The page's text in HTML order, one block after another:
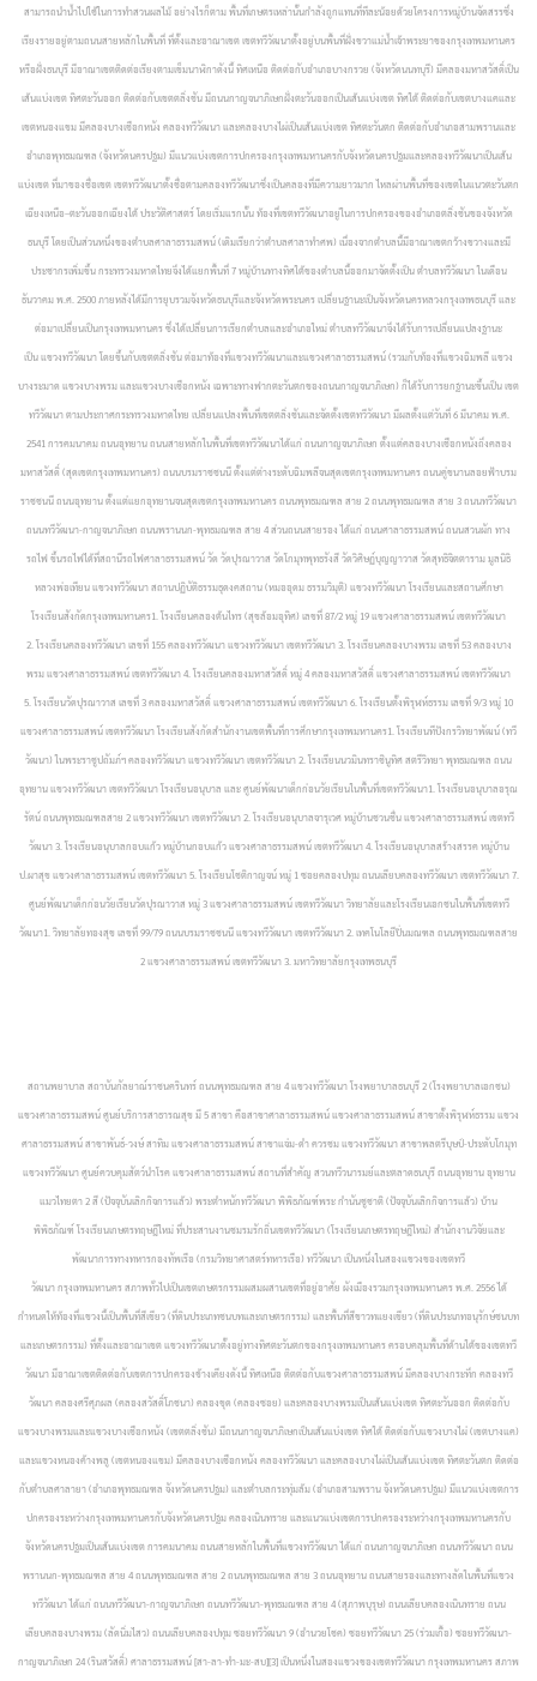
สามารถนำน้ำไปใช้ในการทำสวนผลไม้ อย่างไรก็ตาม พื้นที่เกษตรเหล่านั้นกำลังถูกแทนที่ทีละน้อยด้วยโครงการหมู่บ้านจัดสรรซึ่ง
เรียงรายอยู่ตามถนนสายหลักในพื้นที่ ที่ตั้งและอาณาเขต เขตทวีวัฒนาตั้งอยู่บนพื้นที่ฝั่งขวาแม่น้ำเจ้าพระยาของกรุงเทพมหานคร
หรือฝั่งธนบุรี มีอาณาเขตติดต่อเรียงตามเข็มนาฬิกาดังนี้ ทิศเหนือ ติดต่อกับอำเภอบางกรวย (จังหวัดนนทบุรี) มีคลองมหาสวัสดิ์เป็น
เส้นแบ่งเขต ทิศตะวันออก ติดต่อกับเขตตลิ่งชัน มีถนนกาญจนาภิเษกฝั่งตะวันออกเป็นเส้นแบ่งเขตทิศใต้ ติดต่อกับเขตบางแคและ
เขตหนองแขม มีคลองบางเชือกหนัง คลองทวีวัฒนา และคลองบางไผ่เป็นเส้นแบ่งเขต ทิศตะวันตก ติดต่อกับอำเภอสามพรานและ
อำเภอพุทธมณฑล (จังหวัดนครปฐม) มีแนวแบ่งเขตการปกครองกรุงเทพมหานครกับจังหวัดนครปฐมและคลองทวีวัฒนาเป็นเส้น
แบ่งเขต ที่มาของชื่อเขต เขตทวีวัฒนาตั้งชื่อตามคลองทวีวัฒนาซึ่งเป็นคลองที่มีความยาวมาก ไหลผ่านพื้นที่ของเขตในแนวตะวันตก
เฉียงเหนือ–ตะวันออกเฉียงใต้ ประวัติศาสตร์ โดยเริ่มแรกนั้น ท้องที่เขตทวีวัฒนาอยู่ในการปกครองของอำเภอตลิ่งชันของจังหวัด
ธนบุรี โดยเป็นส่วนหนึ่งของตำบลศาลาธรรมสพน์ (เดิมเรียกว่าตำบลศาลาทำศพ) เนื่องจากตำบลนี้มีอาณาเขตกว้างขวางและมี
ประชากรเพิ่มขึ้น กระทรวงมหาดไทยจึงได้แยกพื้นที่ 7 หมู่บ้านทางทิศใต้ของตำบลนี้ออกมาจัดตั้งเป็น ตำบลทวีวัฒนา ในเดือน
ธันวาคม พ.ศ. 2500ภายหลังได้มีการยุบรวมจังหวัดธนบุรีและจังหวัดพระนคร เปลี่ยนฐานะเป็นจังหวัดนครหลวงกรุงเทพธนบุรี และ
ต่อมาเปลี่ยนเป็นกรุงเทพมหานคร ซึ่งได้เปลี่ยนการเรียกตำบลและอำเภอใหม่ ตำบลทวีวัฒนาจึงได้รับการเปลี่ยนแปลงฐานะ
เป็น แขวงทวีวัฒนา โดยขึ้นกับเขตตลิ่งชัน ต่อมาท้องที่แขวงทวีวัฒนาและแขวงศาลาธรรมสพน์ (รวมกับท้องที่แขวงฉิมพลี แขวง
บางระมาด แขวงบางพรม และแขวงบางเชือกหนัง เฉพาะทางฟากตะวันตกของถนนกาญจนาภิเษก) ก็ได้รับการยกฐานะขึ้นเป็น เขต
ทวีวัฒนา ตามประกาศกระทรวงมหาดไทย เปลี่ยนแปลงพื้นที่เขตตลิ่งชันและจัดตั้งเขตทวีวัฒนา มีผลตั้งแต่วันที่ 6 มีนาคม พ.ศ.
2541 การคมนาคม ถนนอุทยาน ถนนสายหลักในพื้นที่เขตทวีวัฒนาได้แก่ ถนนกาญจนาภิเษก ตั้งแต่คลองบางเชือกหนังถึงคลอง
มหาสวัสดิ์ (สุดเขตกรุงเทพมหานคร) ถนนบรมราชชนนี ตั้งแต่ต่างระดับฉิมพลีจนสุดเขตกรุงเทพมหานคร ถนนคู่ขนานลอยฟ้าบรม
ราชชนนี ถนนอุทยาน ตั้งแต่แยกอุทยานจนสุดเขตกรุงเทพมหานคร ถนนพุทธมณฑล สาย 2 ถนนพุทธมณฑล สาย 3 ถนนทวีวัฒนา
ถนนทวีวัฒนา-กาญจนาภิเษก ถนนพรานนก-พุทธมณฑล สาย 4 ส่วนถนนสายรอง ได้แก่ ถนนศาลาธรรมสพน์ ถนนสวนผัก ทาง
รถไฟ ขึ้นรถไฟได้ที่สถานีรถไฟศาลาธรรมสพน์ วัด วัดปุรณาวาส วัดโกมุทพุทธรังสี วัดวิศิษฏ์บุญญาวาส วัดสุทธิจิตตาราม มูลนิธิ
หลวงพ่อเทียน แขวงทวีวัฒนา สถานปฏิบัติธรรมธุดงคสถาน (หมออุดม ธรรมวิมุติ) แขวงทวีวัฒนา โรงเรียนและสถานศึกษา
โรงเรียนสังกัดกรุงเทพมหานคร1. โรงเรียนคลองต้นไทร (สุขล้อมอุทิศ) เลขที่ 87/2 หมู่ 19 แขวงศาลาธรรมสพน์ เขตทวีวัฒนา
2. โรงเรียนคลองทวีวัฒนา เลขที่ 155 คลองทวีวัฒนา แขวงทวีวัฒนา เขตทวีวัฒนา 3. โรงเรียนคลองบางพรม เลขที่ 53 คลองบาง
พรม แขวงศาลาธรรมสพน์ เขตทวีวัฒนา 4. โรงเรียนคลองมหาสวัสดิ์ หมู่ 4 คลองมหาสวัสดิ์ แขวงศาลาธรรมสพน์ เขตทวีวัฒนา
5. โรงเรียนวัดปุรณาวาส เลขที่ 3 คลองมหาสวัสดิ์ แขวงศาลาธรรมสพน์ เขตทวีวัฒนา 6. โรงเรียนตั้งพิรุฬห์ธรรม เลขที่ 9/3 หมู่ 10
แขวงศาลาธรรมสพน์ เขตทวีวัฒนา โรงเรียนสังกัดสำนักงานเขตพื้นที่การศึกษากรุงเทพมหานคร1. โรงเรียนทีปังกรวิทยาพัฒน์ (ทวี
วัฒนา) ในพระราชูปถัมภ์ฯ คลองทวีวัฒนา แขวงทวีวัฒนา เขตทวีวัฒนา 2. โรงเรียนนวมินทราชินูทิศ สตรีวิทยา พุทธมณฑล ถนน
อุทยาน แขวงทวีวัฒนา เขตทวีวัฒนา โรงเรียนอนุบาล และ ศูนย์พัฒนาเด็กก่อนวัยเรียนในพื้นที่เขตทวีวัฒนา1. โรงเรียนอนุบาลอรุณ
รัตน์ ถนนพุทธมณฑลสาย 2 แขวงทวีวัฒนา เขตทวีวัฒนา 2. โรงเรียนอนุบาลจารุเวศ หมู่บ้านชวนชื่น แขวงศาลาธรรมสพน์ เขตทวี
วัฒนา 3. โรงเรียนอนุบาลกอบแก้ว หมู่บ้านกอบแก้ว แขวงศาลาธรรมสพน์ เขตทวีวัฒนา 4. โรงเรียนอนุบาลสร้างสรรค หมู่บ้าน
ป.ผาสุข แขวงศาลาธรรมสพน์ เขตทวีวัฒนา 5. โรงเรียนโชติกาญจน์ หมู่ 1 ซอยคลองปทุม ถนนเลียบคลองทวีวัฒนา เขตทวีวัฒนา 7.
ศูนย์พัฒนาเด็กก่อนวัยเรียนวัดปุรณาวาส หมู่ 3 แขวงศาลาธรรมสพน์ เขตทวีวัฒนา วิทยาลัยและโรงเรียนเอกชนในพื้นที่เขตทวี
วัฒนา1. วิทยาลัยทองสุข เลขที่ 99/79 ถนนบรมราชชนนี แขวงทวีวัฒนา เขตทวีวัฒนา 2. เทคโนโลยีปิ่นมณฑล ถนนพุทธมณฑลสาย
2 แขวงศาลาธรรมสพน์ เขตทวีวัฒนา 3. มหาวิทยาลัยกรุงเทพธนบุรี
สถานพยาบาล สถาบันกัลยาณ์ราชนครินทร์ ถนนพุทธมณฑล สาย 4 แขวงทวีวัฒนาโรงพยาบาลธนบุรี 2 (โรงพยาบาลเอกชน)
แขวงศาลาธรรมสพน์ศูนย์บริการสาธารณสุข มี 5 สาขา คือสาขาศาลาธรรมสพน์ แขวงศาลาธรรมสพน์สาขาตั้งพิรุฬห์ธรรม แขวง
ศาลาธรรมสพน์สาขาพันธ์-วงษ์ สาทิม แขวงศาลาธรรมสพน์สาขาแจ่ม-ดำ ควรชม แขวงทวีวัฒนาสาขาพลตรีบุษป์-ประดับโกมุท
แขวงทวีวัฒนาศูนย์ควบคุมสัตว์นำโรค แขวงศาลาธรรมสพน์สถานที่สำคัญ สวนทวีวนารมย์และตลาดธนบุรีถนนอุทยานอุทยาน
แมวไทยตา 2 สี (ปัจจุบันเลิกกิจการแล้ว) พระตำหนักทวีวัฒนาพิพิธภัณฑ์พระ กำนันชูชาติ (ปัจจุบันเลิกกิจการแล้ว) บ้าน
พิพิธภัณฑ์ โรงเรียนเกษตรทฤษฎีใหม่ที่ประสานงานชมรมรักถิ่นเขตทวีวัฒนา (โรงเรียนเกษตรทฤษฎีใหม่) สำนักงานวิจัยและ
พัฒนาการทางทหารกองทัพเรือ (กรมวิทยาศาสตร์ทหารเรือ) ทวีวัฒนา เป็นหนึ่งในสองแขวงของเขตทวี
วัฒนา กรุงเทพมหานคร สภาพทั่วไปเป็นเขตเกษตรกรรมผสมผสานเขตที่อยู่อาศัย ผังเมืองรวมกรุงเทพมหานคร พ.ศ. 2556 ได้
กำหนดให้ท้องที่แขวงนี้เป็นพื้นที่สีเขียว (ที่ดินประเภทชนบทและเกษตรกรรม) และพื้นที่สีขาวทแยงเขียว (ที่ดินประเภทอนุรักษ์ชนบท
และเกษตรกรรม) ที่ตั้งและอาณาเขต แขวงทวีวัฒนาตั้งอยู่ทางทิศตะวันตกของกรุงเทพมหานคร ครอบคลุมพื้นที่ด้านใต้ของเขตทวี
วัฒนา มีอาณาเขตติดต่อกับเขตการปกครองข้างเคียงดังนี้ ทิศเหนือ ติตต่อกับแขวงศาลาธรรมสพน์ มีคลองบางกระทึก คลองทวี
วัฒนา คลองศรีศุภผล (คลองสวัสดิ์โภชนา) คลองขุด (คลองซอย) และคลองบางพรมเป็นเส้นแบ่งเขต ทิศตะวันออก ติดต่อกับ
แขวงบางพรมและแขวงบางเชือกหนัง (เขตตลิ่งชัน) มีถนนกาญจนาภิเษกเป็นเส้นแบ่งเขต ทิศใต้ ติดต่อกับแขวงบางไผ่ (เขตบางแค)
และแขวงหนองค้างพลู (เขตหนองแขม) มีคลองบางเชือกหนัง คลองทวีวัฒนา และคลองบางไผ่เป็นเส้นแบ่งเขต ทิศตะวันตก ติดต่อ
กับตำบลศาลายา (อำเภอพุทธมณฑล จังหวัดนครปฐม) และตำบลกระทุ่มล้ม (อำเภอสามพราน จังหวัดนครปฐม) มีแนวแบ่งเขตการ
ปกครองระหว่างกรุงเทพมหานครกับจังหวัดนครปฐม คลองเนินทราย และแนวแบ่งเขตการปกครองระหว่างกรุงเทพมหานครกับ
จังหวัดนครปฐมเป็นเส้นแบ่งเขต การคมนาคม ถนนสายหลักในพื้นที่แขวงทวีวัฒนา ได้แก่ ถนนกาญจนาภิเษก ถนนทวีวัฒนา ถนน
พรานนก-พุทธมณฑล สาย 4 ถนนพุทธมณฑล สาย 2 ถนนพุทธมณฑล สาย 3 ถนนอุทยาน ถนนสายรองและทางลัดในพื้นที่แขวง
ทวีวัฒนา ได้แก่ ถนนทวีวัฒนา-กาญจนาภิเษก ถนนทวีวัฒนา-พุทธมณฑล สาย 4 (สุภาพบุรุษ) ถนนเลียบคลองเนินทราย ถนน
เลียบคลองบางพรม (ลัดนิ่มไสว) ถนนเลียบคลองปทุม ซอยทวีวัฒนา 9 (อำนวยโชค) ซอยทวีวัฒนา 25 (ร่วมเกื้อ) ซอยทวีวัฒนา-
กาญจนาภิเษก 24 (รินสวัสดิ์) ศาลาธรรมสพน์ [สา-ลา-ทำ-มะ-สบ][3] เป็นหนึ่งในสองแขวงของเขตทวีวัฒนา กรุงเทพมหานคร สภาพ